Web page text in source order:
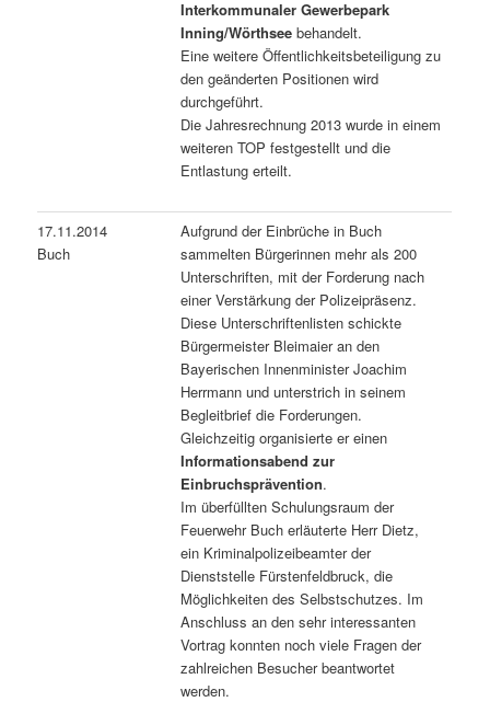
Interkommunaler Gewerbepark
Inning/Wörthsee behandelt.
Eine weitere Öffentlichkeitsbeteiligung zu
den geänderten Positionen wird
durchgeführt.
Die Jahresrechnung 2013 wurde in einem
weiteren TOP festgestellt und die
Entlastung erteilt.
17.11.2014
Buch
Aufgrund der Einbrüche in Buch
sammelten Bürgerinnen mehr als 200
Unterschriften, mit der Forderung nach
einer Verstärkung der Polizeipräsenz.
Diese Unterschriftenlisten schickte
Bürgermeister Bleimaier an den
Bayerischen Innenminister Joachim
Herrmann und unterstrich in seinem
Begleitbrief die Forderungen.
Gleichzeitig organisierte er einen
Informationsabend zur
Einbruchsprävention.
Im überfüllten Schulungsraum der
Feuerwehr Buch erläuterte Herr Dietz,
ein Kriminalpolizeibeamter der
Dienststelle Fürstenfeldbruck, die
Möglichkeiten des Selbstschutzes. Im
Anschluss an den sehr interessanten
Vortrag konnten noch viele Fragen der
zahlreichen Besucher beantwortet
werden.